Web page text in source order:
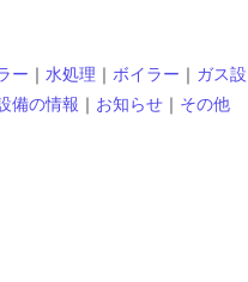
ー ｜ 水処理 ｜ ボイラー ｜ ガス設
備の情報 ｜ お知らせ ｜ その他